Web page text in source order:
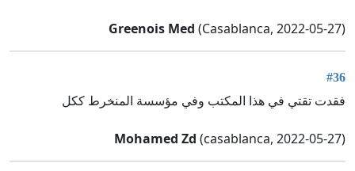
Greenois Med (Casablanca, 2022-05-27)
#36
فقدت تقتي في هذا المكتب وفي مؤسسة المنخرط ككل
Mohamed Zd (casablanca, 2022-05-27)